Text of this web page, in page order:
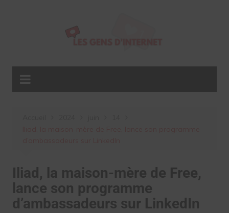
Iliad, la maison-mère de Free,
lance son programme
d’ambassadeurs sur LinkedIn